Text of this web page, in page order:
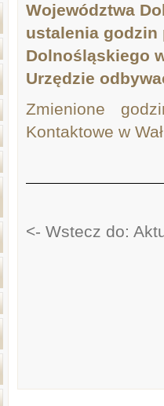
Województwa
ustalenia godzin
Dolnośląskiego
Urzędzie
Zmienione
Kontaktowe w
<- Wstecz do: